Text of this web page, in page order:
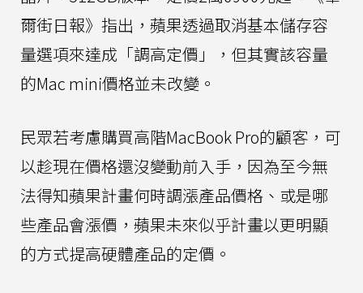
爾街日報》指出，蘋果透過取消基本儲存容
量選項來達成「調高定價」，但其實該容量
的Mac mini價格並未改變。
民眾若考慮購買高階MacBook Pro的顧客，可
以趁現在價格還沒變動前入手，因為至今無
法得知蘋果計畫何時調漲產品價格、或是哪
些產品會漲價，蘋果未來似乎計畫以更明顯
的方式提高硬體產品的定價。